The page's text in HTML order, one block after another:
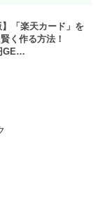
】「楽天カード」を
く作る方法！
GE…